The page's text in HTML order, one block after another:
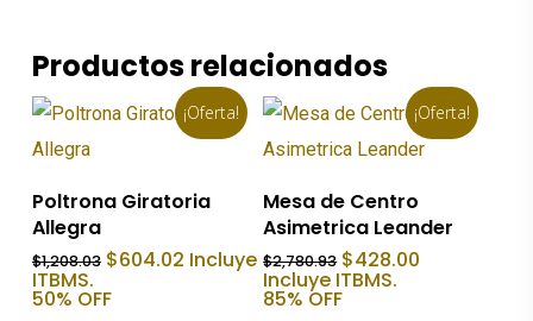
Productos relacionados
¡Oferta!
Añadir Al Carrito
Poltrona Giratoria
Allegra
$1,208.03 El
original
$604.02El
precio
Incluye
ITBMS.
50% OFF
¡Oferta!
Añadir Al Carrito
Mesa de Centro
Asimetrica Leander
$2,780.93 El
precio
original
$428.00
Incluye ITBMS.
85% OFF